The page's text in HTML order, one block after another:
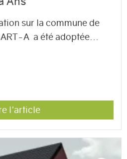
sur la commune de
A a été adoptée...
l'article